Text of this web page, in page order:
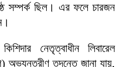
সম্পর্ক ছিল। এর ফলে চারজন
নেতৃত্বাধীন লিবারেল
অভ্যন্তরীণ তদন্তে জানা যায়,